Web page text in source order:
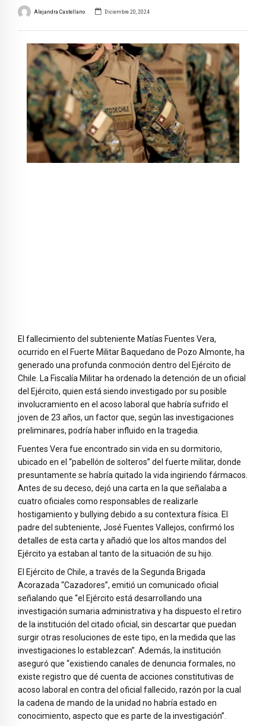
Alejandra Castellano Diciembre 20, 2024
El fallecimiento del subteniente Matías Fuentes Vera,
ocurrido en el Fuerte Militar Baquedano de Pozo Almonte, ha
generado una profunda conmoción dentro del Ejército de
Chile. La Fiscalía Militar ha ordenado la detención de un oficial
del Ejército, quien está siendo investigado por su posible
involucramiento en el acoso laboral que habría sufrido el
joven de 23 años, un factor que, según las investigaciones
preliminares, podría haber influido en la tragedia.
Fuentes Vera fue encontrado sin vida en su dormitorio,
ubicado en el “pabellón de solteros” del fuerte militar, donde
presuntamente se habría quitado la vida ingiriendo fármacos.
Antes de su deceso, dejó una carta en la que señalaba a
cuatro oficiales como responsables de realizarle
hostigamiento y bullying debido a su contextura física. El
padre del subteniente, José Fuentes Vallejos, confirmó los
detalles de esta carta y añadió que los altos mandos del
Ejército ya estaban al tanto de la situación de su hijo.
El Ejército de Chile, a través de la Segunda Brigada
Acorazada “Cazadores”, emitió un comunicado oficial
señalando que “el Ejército está desarrollando una
investigación sumaria administrativa y ha dispuesto el retiro
de la institución del citado oficial, sin descartar que puedan
surgir otras resoluciones de este tipo, en la medida que las
investigaciones lo establezcan”. Además, la institución
aseguró que “existiendo canales de denuncia formales, no
existe registro que dé cuenta de acciones constitutivas de
acoso laboral en contra del oficial fallecido, razón por la cual
la cadena de mando de la unidad no habría estado en
conocimiento, aspecto que es parte de la investigación”.